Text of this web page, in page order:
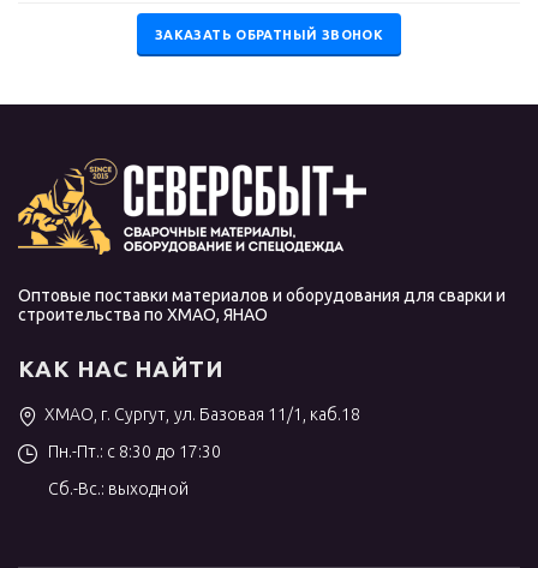
ЗАКАЗАТЬ ОБРАТНЫЙ ЗВОНОК
Оптовые поставки материалов и оборудования для сварки и
строительства по ХМАО, ЯНАО
КАК НАС НАЙТИ
ХМАО, г. Сургут, ул. Базовая 11/1, каб.18
Пн.-Пт.: с 8:30 до 17:30
Сб.-Вс.: выходной